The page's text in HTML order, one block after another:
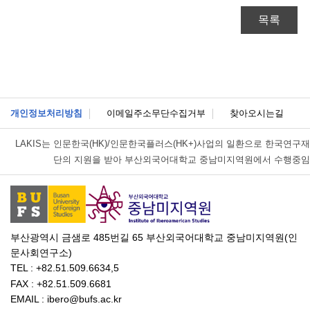
목록
개인정보처리방침 이메일주소무단수집거부 찾아오시는길
LAKIS는 인문한국(HK)/인문한국플러스(HK+)사업의 일환으로 한국연구재
단의 지원을 받아 부산외국어대학교 중남미지역원에서 수행중임
부산광역시 금샘로 485번길 65 부산외국어대학교 중남미지역원(인
문사회연구소)
TEL : +82.51.509.6634,5
FAX : +82.51.509.6681
EMAIL : ibero@bufs.ac.kr